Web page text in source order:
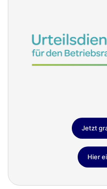
Jetzt
Hier